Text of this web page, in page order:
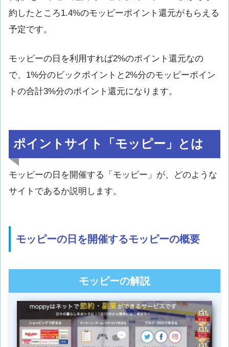
約したところ1.4%のモッピーポイント還元がもらえる
予定です。
モッピーの日を利用すれば2%のポイント還元なの
で、1%分のビックポイントと2%分のモッピーポイン
トの合計3%分のポイント還元になります。
ポイントサイト「モッピー」とは
モッピーの日を開催する「モッピー」が、どのような
サイトであるか説明します。
モッピーの日を開催するモッピーの概要
モッピーの解説